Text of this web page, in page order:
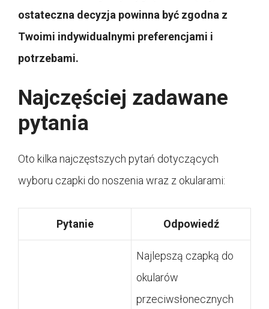
ostateczna decyzja powinna być zgodna z
Twoimi indywidualnymi preferencjami i
potrzebami.
Najczęściej zadawane
pytania
Oto kilka najczęstszych pytań dotyczących
wyboru czapki do noszenia wraz z okularami:
Pytanie Odpowiedź
Najlepszą czapką do
okularów
przeciwsłonecznych